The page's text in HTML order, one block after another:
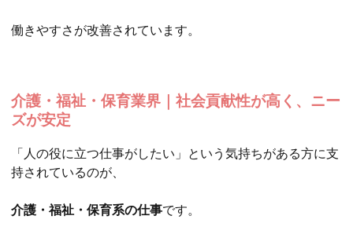
働きやすさが改善されています。
介護・福祉・保育業界｜社会貢献性が高く、ニー
ズが安定
「人の役に立つ仕事がしたい」という気持ちがある方に支
持されているのが、
介護・福祉・保育系の仕事です。